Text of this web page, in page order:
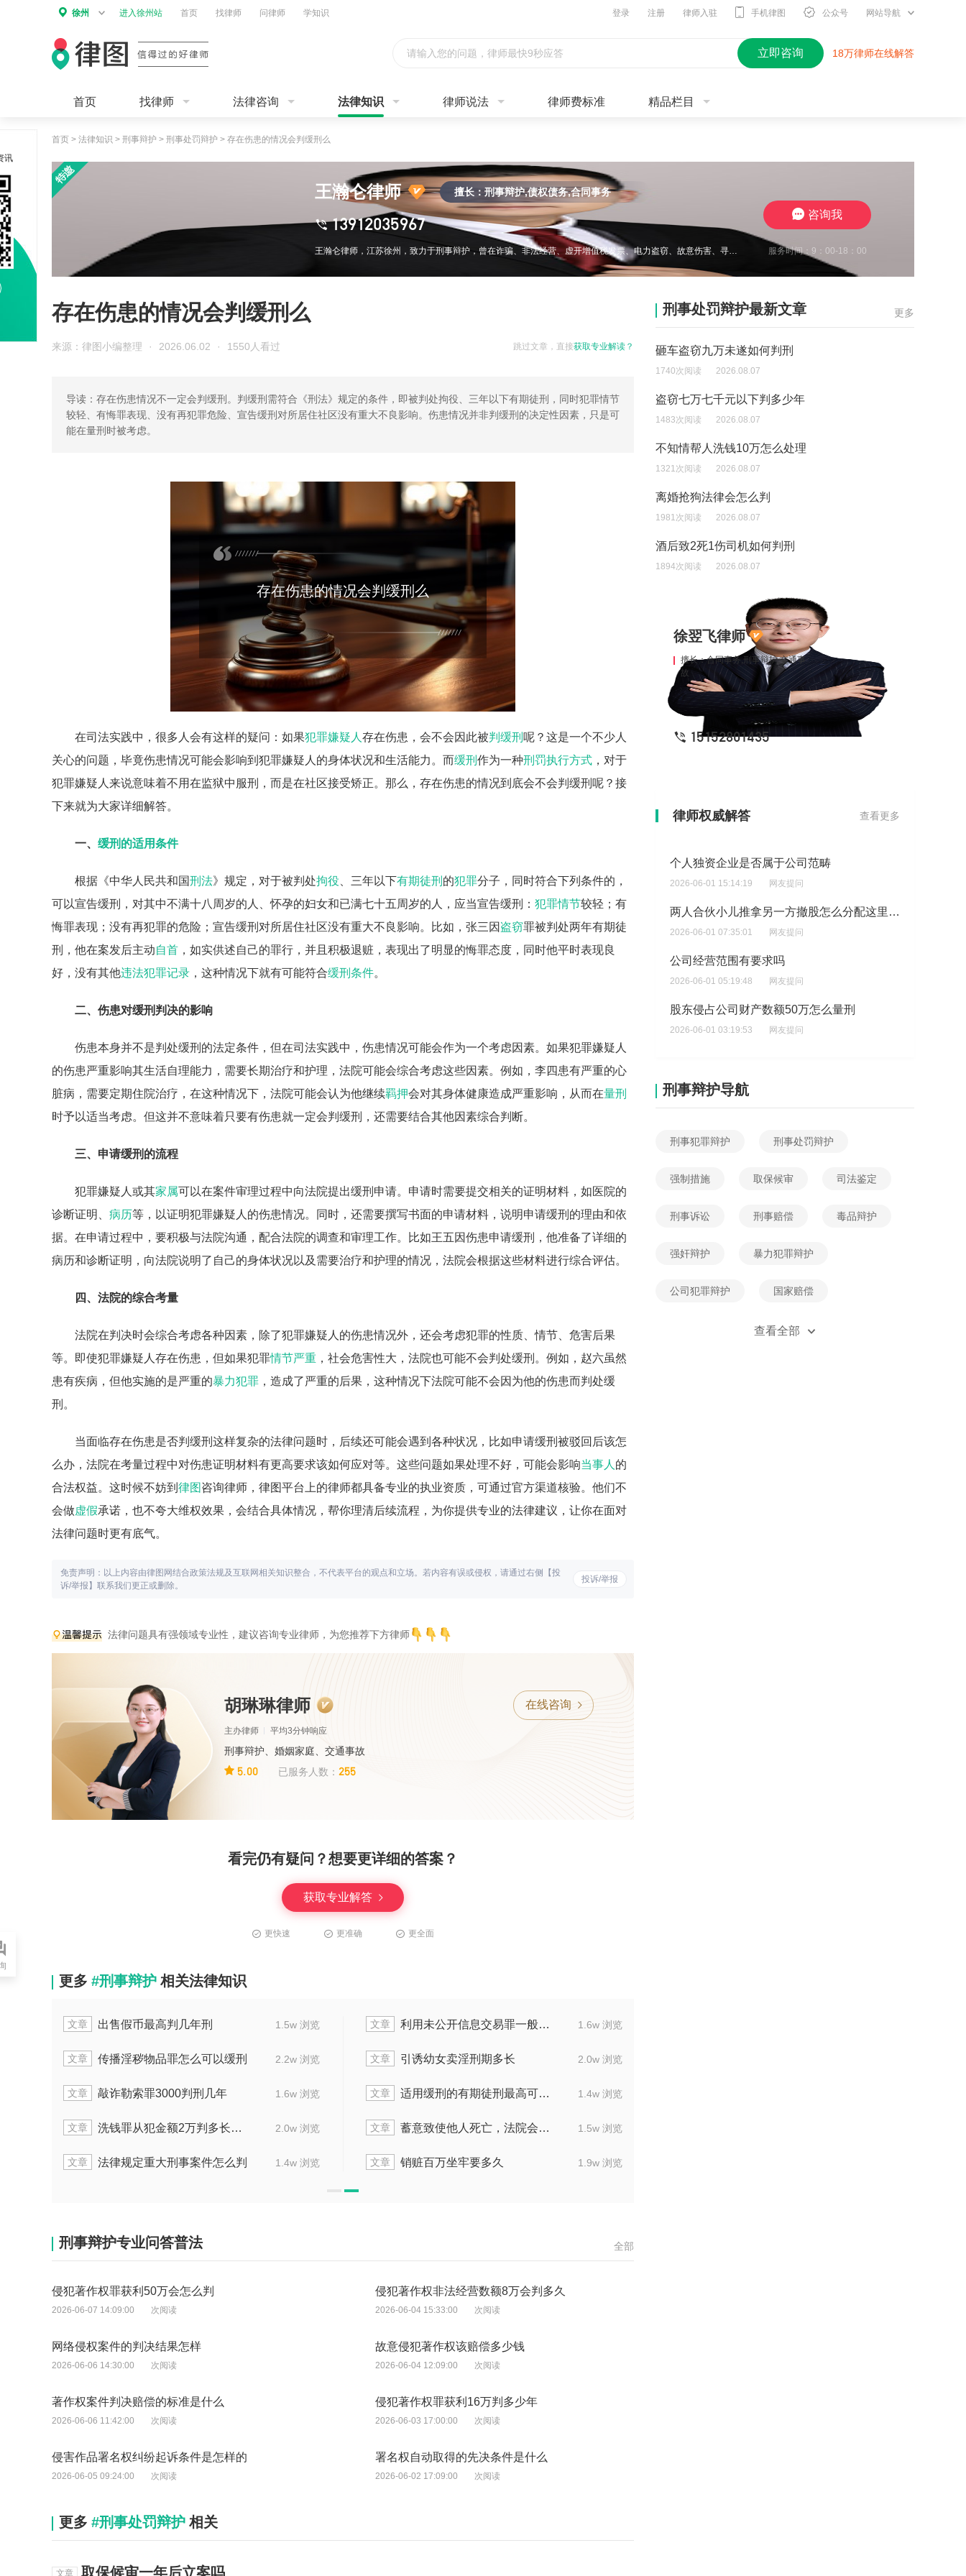
徐州 进入徐州站 首页 找律师 问律师 学知识 登录 注册 律师入驻 手机律图 公众号 网站导航
请输入您的问题，律师最快9秒应答 立即咨询 18万律师在线解答
首页 找律师 法律咨询 法律知识 律师说法 律师费标准 精品栏目
首页 > 法律知识 > 刑事辩护 > 刑事处罚辩护 > 存在伤患的情况会判缓刑么
王瀚仑律师 擅长：刑事辩护,债权债务,合同事务
13912035967
王瀚仑律师，江苏徐州，致力于刑事辩护，曾在诈骗、非法经营、虚开增值税发票、电力盗窃、故意伤害、寻衅滋事、开设赌场、帮信等多类案件中取得良好辩护效果，有多起缓刑、不起诉成功案例，同时在合同纠纷、债权债务、婚姻家事、抚养权纠纷、执行异议纠纷等方面，具有丰富的办案经验，认真负责，帮助每一位当事人维护合法权益。 服务时间：9：00-18：00
咨询我
存在伤患的情况会判缓刑么
跳过文章，直接获取专业解读？
来源：律图小编整理 · 2026.06.02 · 1550人看过
导读：存在伤患情况不一定会判缓刑。判缓刑需符合《刑法》规定的条件，即被判处拘役、三年以下有期徒刑，同时犯罪情节
较轻、有悔罪表现、没有再犯罪危险、宣告缓刑对所居住社区没有重大不良影响。伤患情况并非判缓刑的决定性因素，只是可
能在量刑时被考虑。
存在伤患的情况会判缓刑么
在司法实践中，很多人会有这样的疑问：如果犯罪嫌疑人 存在伤患，会不会因此被判缓刑 呢？这是一个不少人
关心的问题，毕竟伤患情况可能会影响到犯罪嫌疑人的身体状况和生活能力。而缓刑 作为一种刑罚执行方式 ，对于
犯罪嫌疑人来说意味着不用在监狱中服刑，而是在社区接受矫正。那么，存在伤患的情况到底会不会判缓刑呢？接
下来就为大家详细解答。
一、 缓刑的适用条件
根据《中华人民共和国刑法》规定，对于被判处拘役 、三年以下有期徒刑 的犯罪分子，同时符合下列条件的，
可以宣告缓刑，对其中不满十八周岁的人、怀孕的妇女和已满七十五周岁的人，应当宣告缓刑： 犯罪情节较轻；有
悔罪表现；没有再犯罪的危险；宣告缓刑对所居住社区没有重大不良影响。比如，张三因 盗窃罪被判处两年有期徒
刑，他在案发后主动自首 ，如实供述自己的罪行，并且积极退赃，表现出了明显的悔罪态度，同时他平时表现良
好，没有其他违法犯罪记录 ，这种情况下就有可能符合缓刑条件。
二、伤患对缓刑判决的影响
伤患本身并不是判处缓刑的法定条件，但在司法实践中，伤患情况可能会作为一个考虑因素。如果犯罪嫌疑人
的伤患严重影响其生活自理能力，需要长期治疗和护理，法院可能会综合考虑这些因素。例如，李四患有严重的心
脏病，需要定期住院治疗，在这种情况下，法院可能会认为他继续羁押会对其身体健康造成严重影响，从而在量刑
时予以适当考虑。但这并不意味着只要有伤患就一定会判缓刑，还需要结合其他因素综合判断。
三、申请缓刑的流程
犯罪嫌疑人或其家属可以在案件审理过程中向法院提出缓刑申请。申请时需要提交相关的证明材料，如医院的
诊断证明、 病历等，以证明犯罪嫌疑人的伤患情况。同时，还需要撰写书面的申请材料，说明申请缓刑的理由和依
据。在申请过程中，要积极与法院沟通，配合法院的调查和审理工作。比如王五因伤患申请缓刑，他准备了详细的
病历和诊断证明，向法院说明了自己的身体状况以及需要治疗和护理的情况，法院会根据这些材料进行综合评估。
四、法院的综合考量
法院在判决时会综合考虑各种因素，除了犯罪嫌疑人的伤患情况外，还会考虑犯罪的性质、情节、危害后果
等。即使犯罪嫌疑人存在伤患，但如果犯罪情节严重 ，社会危害性大，法院也可能不会判处缓刑。例如，赵六虽然
患有疾病，但他实施的是严重的暴力犯罪 ，造成了严重的后果，这种情况下法院可能不会因为他的伤患而判处缓
刑。
当面临存在伤患是否判缓刑这样复杂的法律问题时，后续还可能会遇到各种状况，比如申请缓刑被驳回后该怎
么办，法院在考量过程中对伤患证明材料有更高要求该如何应对等。这些问题如果处理不好，可能会影响当事人 的
合法权益。这时候不妨到 律图 咨询律师，律图平台上的律师都具备专业的执业资质，可通过官方渠道核验。他们不
会做虚假承诺，也不夸大维权效果，会结合具体情况，帮你理清后续流程，为你提供专业的法律建议，让你在面对
法律问题时更有底气。
投诉/举报
免责声明：以上内容由律图网结合政策法规及互联网相关知识整合，不代表平台的观点和立场。若内容有误或侵权，请通过右侧【投
诉/举报】联系我们更正或删除。
法律问题具有强领域专业性，建议咨询专业律师，为您推荐下方律师
胡琳琳律师
主办律师 平均3分钟响应
刑事辩护、婚姻家庭、交通事故
5.00 已服务人数： 255
在线咨询
看完仍有疑问？想要更详细的答案？
获取专业解答
更快速 更准确 更全面
更多 #刑事辩护 相关法律知识
1.8w 浏览
文章 有谅解书对方不追究责任吗 1.9w 浏览
文章 帮助犯罪团伙洗钱八万要坐牢多久
1.3w 浏览
文章 判缓刑上诉期满后何时开始执行刑罚 2.0w 浏览
文章 洗500万的钱会被判处多久刑罚
1.9w 浏览
文章 故意做出人身伤害行为会判几年刑罚 1.8w 浏览
文章 丈夫出现出轨行为是否会被判刑
1.8w 浏览
文章 转移1000万财产，最高量刑是多少年 1.9w 浏览
文章 缓刑判决时长是否会比实刑时间更久
1.6w 浏览
文章 被处两年缓三年到底还用不用坐牢 1.6w 浏览
文章 帮助他人洗钱五万能判多少年
刑事辩护专业问答普法 全部
侵犯著作权罪获利50万会怎么判
2026-06-07 14:09:00 次阅读
网络侵权案件的判决结果怎样
2026-06-06 14:30:00 次阅读
著作权案件判决赔偿的标准是什么
2026-06-06 11:42:00 次阅读
侵害作品署名权纠纷起诉条件是怎样的
2026-06-05 09:24:00 次阅读
侵犯著作权非法经营数额8万会判多久
2026-06-04 15:33:00 次阅读
故意侵犯著作权该赔偿多少钱
2026-06-04 12:09:00 次阅读
侵犯著作权罪获利16万判多少年
2026-06-03 17:00:00 次阅读
署名权自动取得的先决条件是什么
2026-06-02 17:09:00 次阅读
更多 #刑事处罚辩护 相关
文章 取保候审一年后立案吗
更多
刑事处罚辩护最新文章
砸车盗窃九万未遂如何判刑
1740次阅读 2026.08.07
盗窃七万七千元以下判多少年
1483次阅读 2026.08.07
不知情帮人洗钱10万怎么处理
1321次阅读 2026.08.07
离婚抢狗法律会怎么判
1981次阅读 2026.08.07
酒后致2死1伤司机如何判刑
1894次阅读 2026.08.07
徐翌飞律师
擅长：合同事务,刑事辩护,交通事
故
15152801435
律师权威解答 查看更多
股东侵占公司财产数额95万判几年
个人独资企业是否属于公司范畴
2026-06-01 15:14:19 网友提问
两人合伙小儿推拿另一方撤股怎么分配这里有一笔顾客预留款提前预支付房租撤股的需不需要承担?
2026-06-01 07:35:01 网友提问
公司经营范围有要求吗
2026-06-01 05:19:48 网友提问
股东侵占公司财产数额50万怎么量刑
2026-06-01 03:19:53 网友提问
打借条实则是投资，该种情况要如何处理
2026-06-04 05:52:37 网友提问
股东侵占公司财产数额5万如何判刑
刑事辩护导航
刑事犯罪辩护 刑事处罚辩护
强制措施 取保候审 司法鉴定
刑事诉讼 刑事赔偿 毒品辩护
强奸辩护 暴力犯罪辩护
公司犯罪辩护 国家赔偿
死刑辩护
查看全部
讯